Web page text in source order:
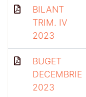
BILANT
TRIM. IV
2023
BUGET
DECEMBRIE
2023